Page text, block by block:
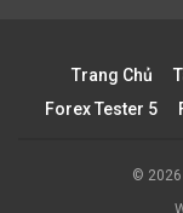
Trang Chủ
Forex Tester 5
© 2026